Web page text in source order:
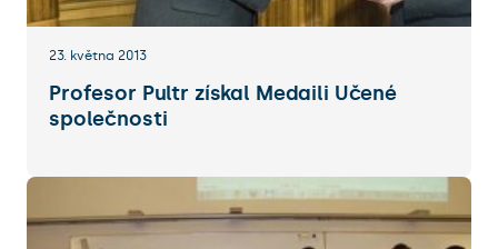
23. května 2013
Profesor Pultr získal Medaili Učené
společnosti